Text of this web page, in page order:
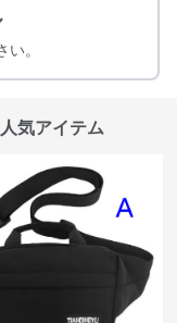
。
気アイテム